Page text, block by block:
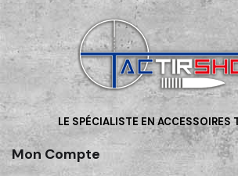
LE SPÉCIALISTE EN ACCESSOIRES
Mon Compte